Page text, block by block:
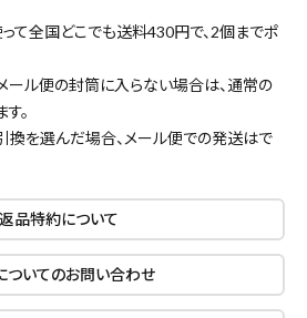
close
て全国どこでも送料430円で、 2個までポ
ール便の封筒に入らない場合は、通常の
。
換を選んだ場合、メール便での発送はで
返品特約について
ついてのお問い合わせ